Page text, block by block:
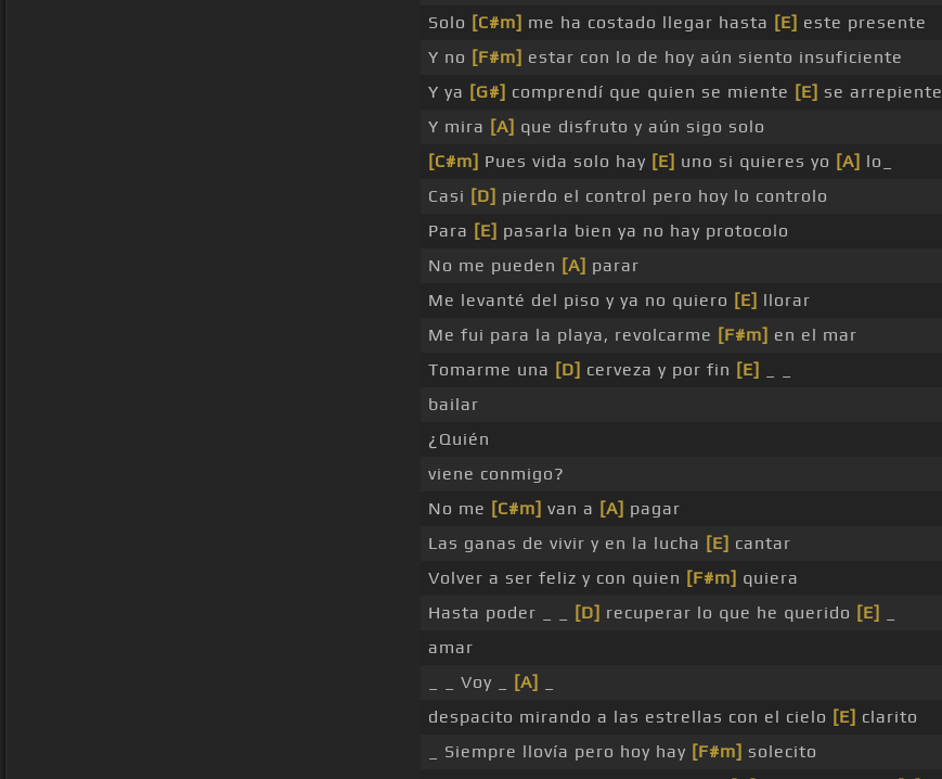
Solo [C#m] me ha costado llegar hasta [E] este presente
Y no [F#m] estar con lo de hoy aún siento insuficiente
Y ya [G#] comprendí que quien se miente [E] se arrepiente
Y mira [A] que disfruto y aún sigo solo
[C#m] Pues vida solo hay [E] uno si quieres yo [A] lo_
Casi [D] pierdo el control pero hoy lo controlo
Para [E] pasarla bien ya no hay protocolo
No me pueden [A] parar
Me levanté del piso y ya no quiero [E] llorar
Me fui para la playa, revolcarme [F#m] en el mar
Tomarme una [D] cerveza y por fin [E]
bailar
¿Quién
viene conmigo?
No me [C#m] van a [A] pagar
Las ganas de vivir y en la lucha [E] cantar
Volver a ser feliz y con quien [F#m] quiera
Hasta poder _ _
[D] recuperar lo que he querido [E]
amar
_ _ Voy _
[A]
despacito mirando a las estrellas con el cielo [E] clarito
_ Siempre llovía pero hoy hay [F#m] solecito